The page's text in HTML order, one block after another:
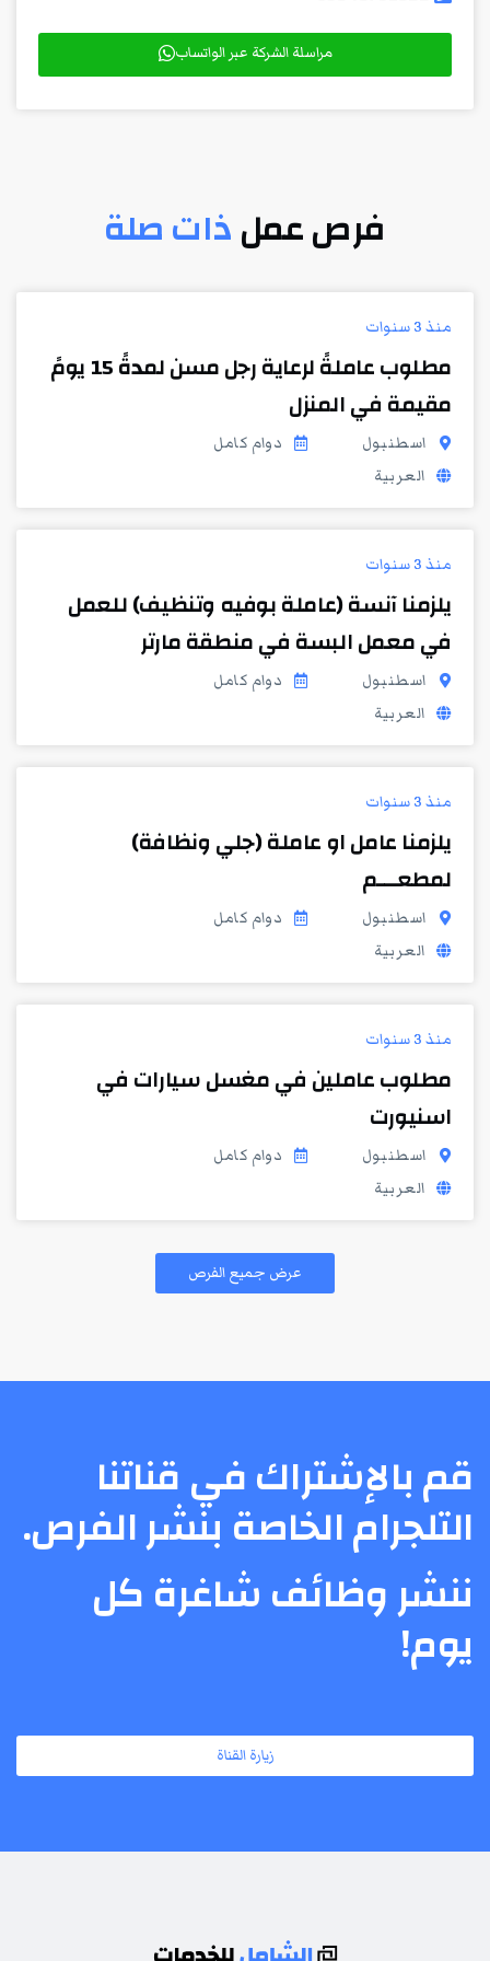
مراسلة الشركة عبر الواتساب
فرص عملذات صلة
منذ 3 سنوات
مطلوب عاملةً لرعاية رجل مسن لمدةً 15 يومً
مقيمة في المنزل
اسطنبول
دوام كامل
العربية
منذ 3 سنوات
يلزمنا آنسة (عاملة بوفيه وتنظيف) للعمل
في معمل البسة في منطقة مارتر
اسطنبول
دوام كامل
العربية
منذ 3 سنوات
يلزمنا عامل او عاملة (جلي ونظافة)
لمطعـــم
اسطنبول
دوام كامل
العربية
منذ 3 سنوات
مطلوب عاملين في مغسل سيارات في
اسنيورت
اسطنبول
دوام كامل
العربية
عرض جميع الفرص
قم بالإشتراك في قناتنا
التلجرام الخاصة بنشر الفرص.
ننشر وظائف شاغرة كل
يوم!
زيارة القناة